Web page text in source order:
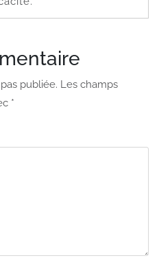
publiée. Les champs
*